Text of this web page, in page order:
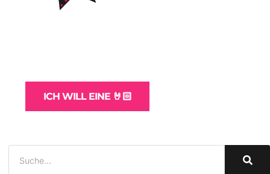
ICH WILL EINE 🤘🏻